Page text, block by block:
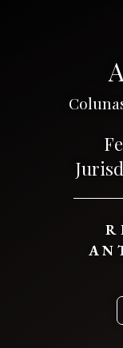
R
AN
Fe
Jurisd
A
Coluna